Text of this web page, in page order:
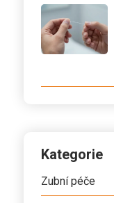
Kategorie
Zubní péče